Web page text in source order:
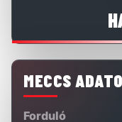
MECCS
Forduló